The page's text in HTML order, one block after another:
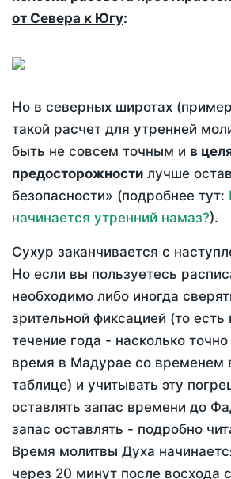
от Севера к Югу:
Но в северных широтах
такой расчет для утренней
быть не совсем точным и в
предосторожности лучше
безопасности» (подробнее тут:
начинается утренний намаз?).
Сухур заканчивается с
Но если вы пользуетесь
необходимо либо иногда
зрительной фиксацией (то есть
течение года - насколько
время в Мадурае со временем
таблице) и учитывать эту
оставлять запас времени до
запас оставлять - подробно
Время молитвы Духа
через 20 минут после восхода